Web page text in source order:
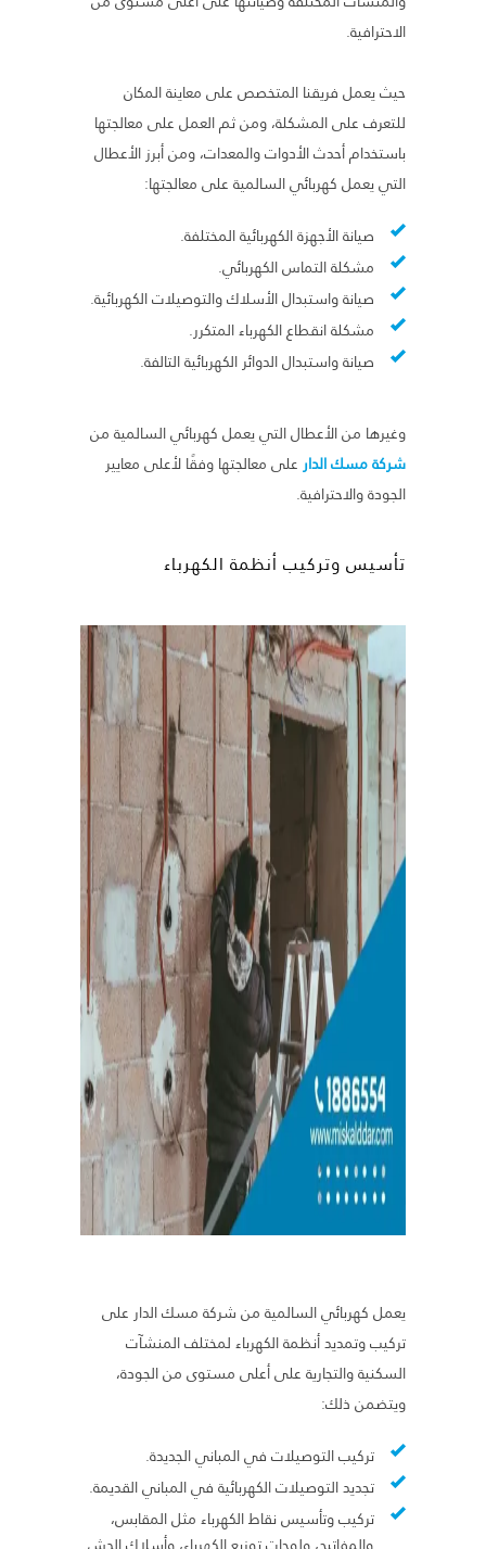
الاحترافية.
حيث يعمل فريقنا المتخصص على معاينة المكان
للتعرف على المشكلة، ومن ثم العمل على معالجتها
باستخدام أحدث الأدوات والمعدات، ومن أبرز الأعطال
التي يعمل كهربائي السالمية على معالجتها:
صيانة الأجهزة الكهربائية المختلفة.
مشكلة التماس الكهربائي.
صيانة واستبدال الأسلاك والتوصيلات الكهربائية.
مشكلة انقطاع الكهرباء المتكرر.
صيانة واستبدال الدوائر الكهربائية التالفة.
وغيرها من الأعطال التي يعمل كهربائي السالمية من
شركة مسك الدارعلى معالجتها وفقًا لأعلى معايير
الجودة والاحترافية.
تأسيس وتركيب أنظمة الكهرباء
يعمل كهربائي السالمية من شركة مسك الدار على
تركيب وتمديد أنظمة الكهرباء لمختلف المنشآت
السكنية والتجارية على أعلى مستوى من الجودة،
ويتضمن ذلك:
تركيب التوصيلات في المباني الجديدة.
تجديد التوصيلات الكهربائية في المباني القديمة.
تركيب وتأسيس نقاط الكهرباء مثل المقابس،